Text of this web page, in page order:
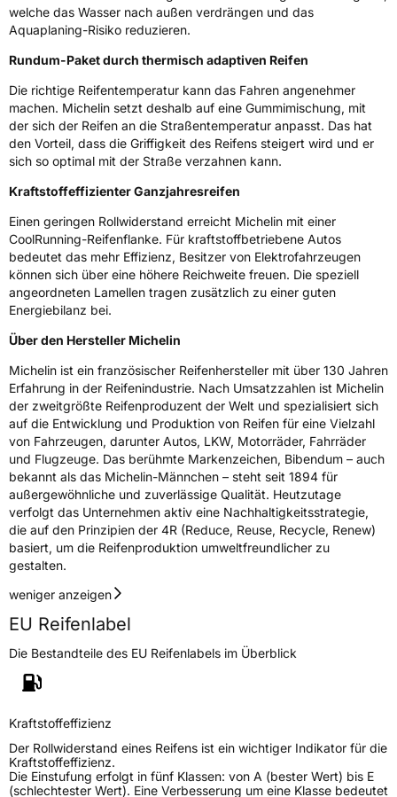
3PMSF / Schneeflockensymbol / Alpine-Symbol
Allgemeine Produktsicherheit (GPSR)
HerstellerkontaktMANUFACTURE FRANCAISE DES
PNEUMATIQUES MICHELIN, place des
Ferrand Frankreich, contact@tc.michelin.eu
welche das Wasser nach außen verdrängen und das
Aquaplaning-Risiko reduzieren.
Rundum-Paket durch thermisch adaptiven Reifen
Die richtige Reifentemperatur kann das Fahren angenehmer
machen. Michelin setzt deshalb auf eine Gummimischung, mit
der sich der Reifen an die Straßentemperatur anpasst. Das hat
den Vorteil, dass die Griffigkeit des Reifens steigert wird und er
sich so optimal mit der Straße verzahnen kann.
Kraftstoffeffizienter Ganzjahresreifen
Einen geringen Rollwiderstand erreicht Michelin mit einer
CoolRunning-Reifenflanke. Für kraftstoffbetriebene Autos
bedeutet das mehr Effizienz, Besitzer von Elektrofahrzeugen
können sich über eine höhere Reichweite freuen. Die speziell
angeordneten Lamellen tragen zusätzlich zu einer guten
Energiebilanz bei.
Über den Hersteller Michelin
Michelin ist ein französischer Reifenhersteller mit über 130 Jahren
Erfahrung in der Reifenindustrie. Nach Umsatzzahlen ist Michelin
der zweitgrößte Reifenproduzent der Welt und spezialisiert sich
auf die Entwicklung und Produktion von Reifen für eine Vielzahl
von Fahrzeugen, darunter Autos, LKW, Motorräder, Fahrräder
und Flugzeuge. Das berühmte Markenzeichen, Bibendum – auch
bekannt als das Michelin-Männchen – steht seit 1894 für
außergewöhnliche und zuverlässige Qualität. Heutzutage
verfolgt das Unternehmen aktiv eine Nachhaltigkeitsstrategie,
die auf den Prinzipien der 4R (Reduce, Reuse, Recycle, Renew)
basiert, um die Reifenproduktion umweltfreundlicher zu
gestalten.
weniger anzeigen
EU Reifenlabel
Die Bestandteile des EU Reifenlabels im Überblick
Kraftstoffeffizienz
Der Rollwiderstand eines Reifens ist ein wichtiger Indikator für die
Kraftstoffeffizienz.
Die Einstufung erfolgt in fünf Klassen: von A (bester Wert) bis E
(schlechtester Wert). Eine Verbesserung um eine Klasse bedeutet